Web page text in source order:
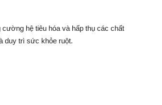
hệ tiêu hóa và hấp thụ các chất
duy trì sức khỏe ruột.